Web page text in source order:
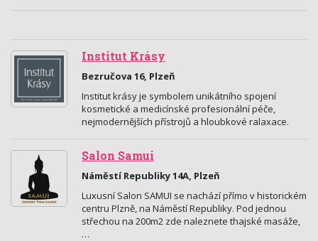
Institut Krásy
Bezručova 16, Plzeň
Institut krásy je symbolem unikátního spojení
kosmetické a medicínské profesionální péče,
nejmodernějších přístrojů a hloubkové ralaxace.
Salon Samui
Náměstí Republiky 14A, Plzeň
Luxusní Salon SAMUI se nachází přímo v historickém
centru Plzně, na Náměstí Republiky. Pod jednou
střechou na 200m2 zde naleznete thajské masáže,
…